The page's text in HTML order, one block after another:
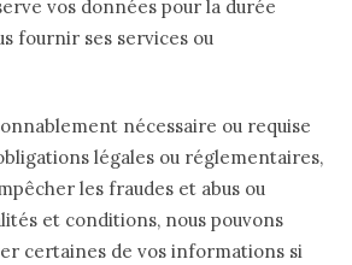
vos données pour la durée
fournir ses services ou
nécessaire ou requise
légales ou réglementaires,
les fraudes et abus ou
et conditions, nous pouvons
certaines de vos informations si